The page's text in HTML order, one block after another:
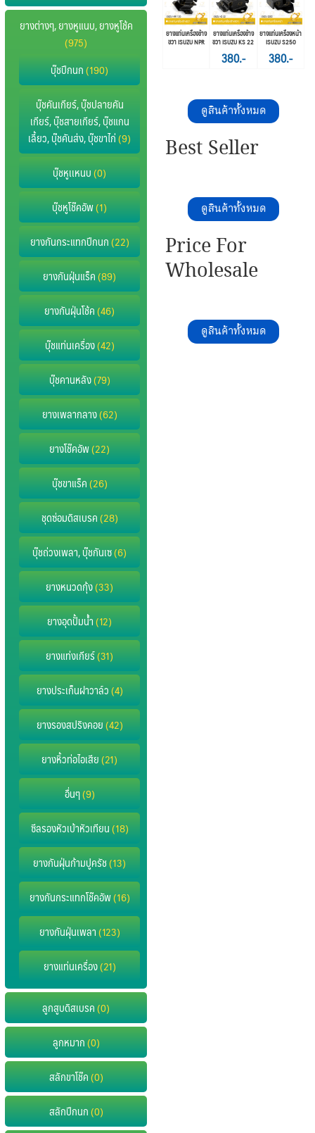
ยางต่างๆ, ยางหูแนบ, ยางหูโช้ค
(975)
บุ๊ชปีกนก(190)
บุ๊ชคันเกียร์, บุ๊ชปลายคัน
เกียร์, บุ๊ชสายเกียร์, บุ๊ชแกน
เลี้ยว, บุ๊ชคันส่ง, บุ๊ชขาไก่(9)
บุ๊ชหูเเหนบ(0)
บุ๊ชหูโช๊คอัพ(1)
ยางกันกระแทกปีกนก(22)
ยางกันฝุ่นแร็ค(89)
ยางกันฝุ่นโช้ค(46)
บุ๊ชแท่นเครื่อง(42)
บุ๊ชคานหลัง(79)
ยางเพลากลาง(62)
ยางโช๊คอัพ(22)
บุ๊ชขาแร็ค(26)
ชุดซ่อมดิสเบรค(28)
บุ๊ชถ่วงเพลา, บุ๊ชกันเซ(6)
ยางหนวดกุ้ง(33)
ยางอุดปั้มน้ำ(12)
ยางแท่งเกียร์(31)
ยางประเก็นฝาวาล์ว(4)
ยางรองสปริงคอย(42)
ยางหิ้วท่อไอเสีย(21)
อื่นๆ(9)
ซีลรองหัวเบ้าหัวเทียน(18)
ยางกันฝุ่นก้ามปูครัช(13)
ยางกันกระแทกโช๊คอัพ(16)
ยางกันฝุ่นเพลา(123)
ยางแท่นเครื่อง(21)
ลูกสูบดิสเบรค(0)
ลูกหมาก(0)
สลักขาโช๊ค(0)
สลักปีกนก(0)
ยางแท่นเครื่องข้าง
ขวา ISUZU NPR
ยางแท่นเครื่องข้าง
ขวา ISUZU KS 22
380.-
ยางแท่นเครื่องหน้า
ISUZU S250
380.-
ดูสินค้าทั้งหมด
Best Seller
ดูสินค้าทั้งหมด
Price For
Wholesale
ดูสินค้าทั้งหมด